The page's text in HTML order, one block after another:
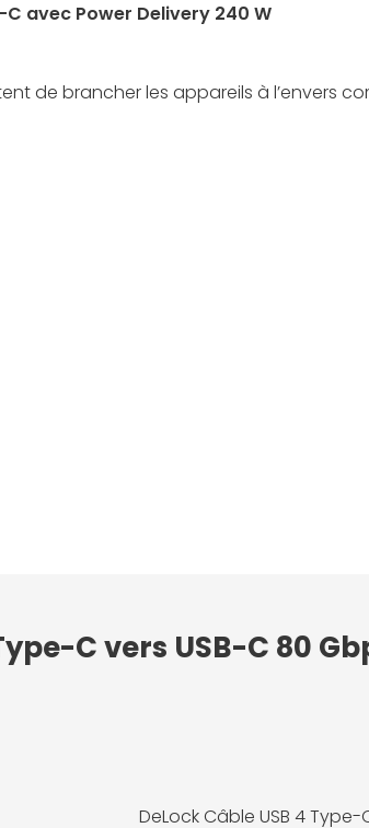
avec Power Delivery 240 W
de brancher les appareils à l’envers
C vers USB-C 80
DeLock Câble USB 4